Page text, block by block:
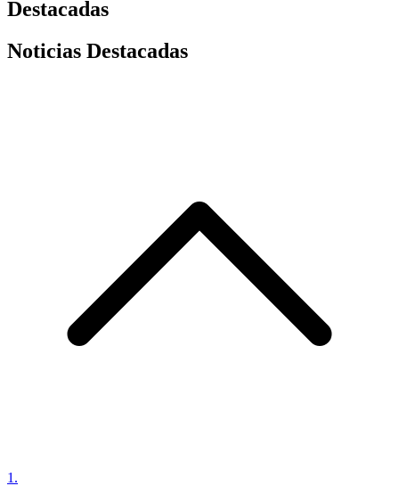
Destacadas
Noticias Destacadas
1 .